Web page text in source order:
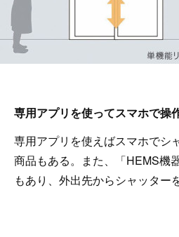
専用アプリを使ってスマホで操
専用アプリを使えばスマホでシ
商品もある。また、「HEMS機
もあり、外出先からシャッター